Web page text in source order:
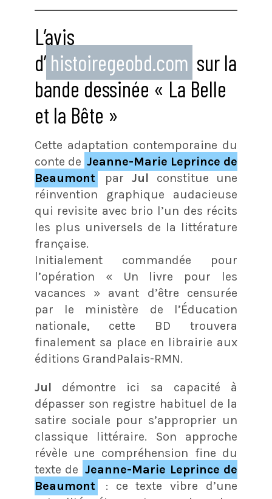
L’avis
d’ histoiregeobd.com sur la
bande dessinée « La Belle
et la Bête »
Cette adaptation contemporaine du
conte de Jeanne-Marie Leprince de
Beaumont
par Jul constitue une
réinvention graphique audacieuse
qui revisite avec brio l’un des récits
les plus universels de la littérature
française.
Initialement commandée pour
l’opération « Un livre pour les
vacances » avant d’être censurée
par le ministère de l’Éducation
nationale, cette BD trouvera
finalement sa place en librairie aux
éditions GrandPalais-RMN.
Jul démontre ici sa capacité à
dépasser son registre habituel de la
satire sociale pour s’approprier un
classique littéraire. Son approche
révèle une compréhension fine du
texte de Jeanne-Marie Leprince de
Beaumont
: ce texte vibre d’une